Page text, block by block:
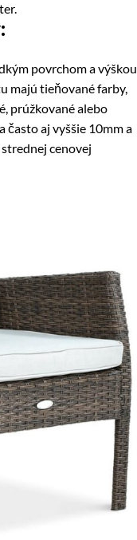
povrchom a výškou
majú tieňované farby,
prúžkované alebo
často aj vyššie 10mm a
cenovej